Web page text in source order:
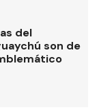
del
son de